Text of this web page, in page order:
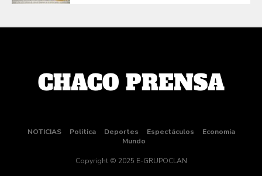
NOTICIAS Politica Deportes Espectáculos
Economia
Mundo
Copyright © 2025 E-GRUPOCLAN